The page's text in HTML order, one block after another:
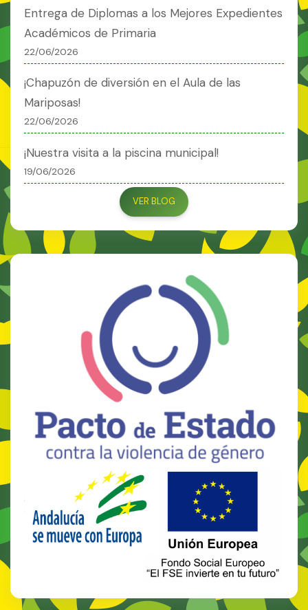
Entrega de Diplomas a los Mejores Expedientes
Académicos de Primaria
22/06/2026
¡Chapuzón de diversión en el Aula de las
Mariposas!
22/06/2026
¡Nuestra visita a la piscina municipal!
19/06/2026
VER BLOG